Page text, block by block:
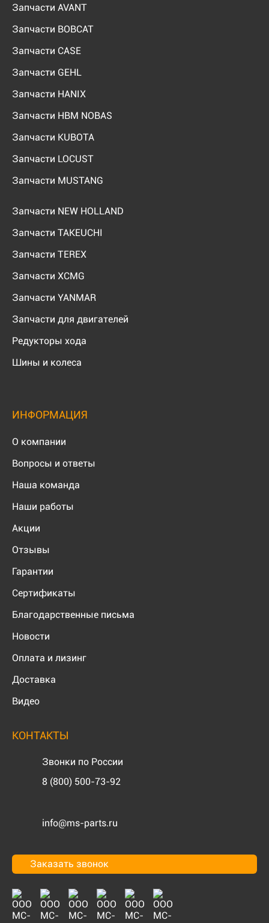
Запчасти AVANT
Запчасти BOBCAT
Запчасти CASE
Запчасти GEHL
Запчасти HANIX
Запчасти HBM NOBAS
Запчасти KUBOTA
Запчасти LOCUST
Запчасти MUSTANG
Запчасти NEW HOLLAND
Запчасти TAKEUCHI
Запчасти TEREX
Запчасти XCMG
Запчасти YANMAR
Запчасти для двигателей
Редукторы хода
Шины и колеса
ИНФОРМАЦИЯ
О компании
Вопросы и ответы
Наша команда
Наши работы
Акции
Отзывы
Гарантии
Сертификаты
Благодарственные письма
Новости
Оплата и лизинг
Доставка
Видео
КОНТАКТЫ
Звонки по России
8 (800) 500-73-92
info@ms-parts.ru
Заказать звонок